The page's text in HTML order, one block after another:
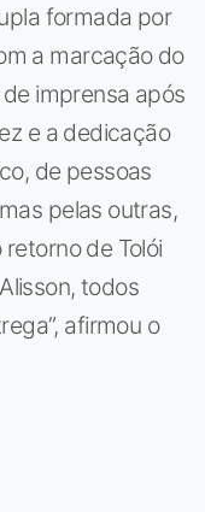
formada por
a marcação do
imprensa após
e a dedicação
de pessoas
pelas outras,
de Tolói
todos
afirmou o